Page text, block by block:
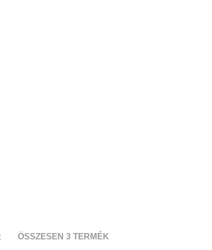
ÖSSZESEN 3 TERMÉK